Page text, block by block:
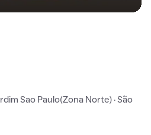
Sao Paulo(Zona Norte) · São